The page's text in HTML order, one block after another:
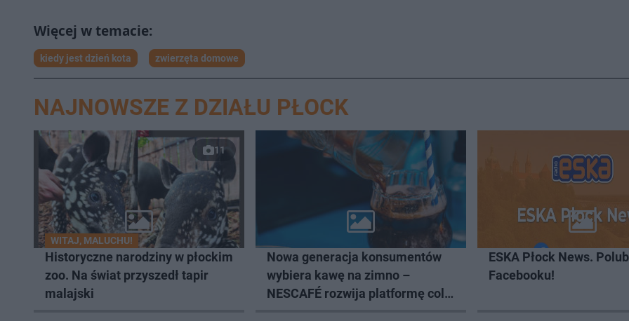
kiedy jest dzień kota zwierzęta domowe
NAJNOWSZE Z DZIAŁU PŁOCK
11
WITAJ, MALUCHU!
Historyczne narodziny w płockim
zoo. Na świat przyszedł tapir
malajski
Nowa generacja konsumentów
wybiera kawę na zimno –
NESCAFÉ rozwija platformę cold
ESKA Płock News.
Facebooku!